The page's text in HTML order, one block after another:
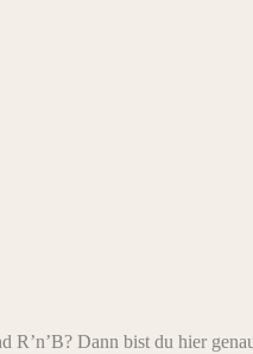
R’n’B? Dann bist du hier